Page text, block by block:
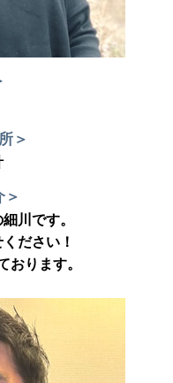
＞
＞
川です。
ださい！
おります。